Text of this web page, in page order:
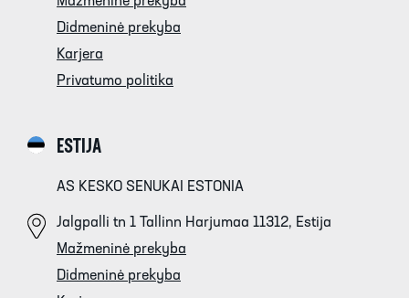
Didmeninė prekyba
Karjera
Privatumo politika
ESTIJA
AS KESKO SENUKAI ESTONIA
Jalgpalli tn 1 Tallinn Harjumaa 11312, Estija
Mažmeninė prekyba
Didmeninė prekyba